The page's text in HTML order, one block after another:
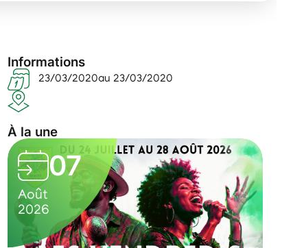
Informations
23/03/2020au 23/03/2020
À la une
07
Août
2026